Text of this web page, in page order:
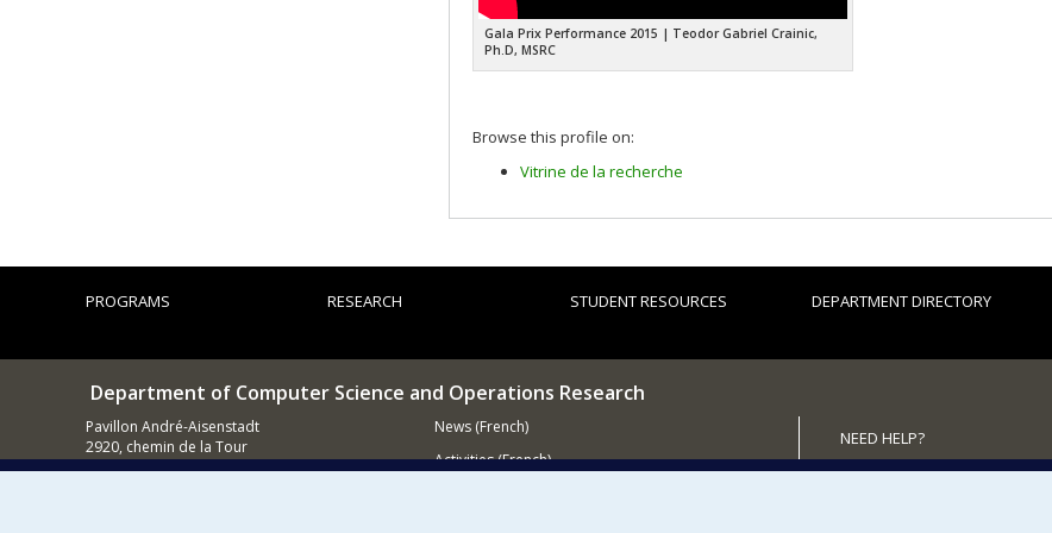
Gala Prix Performance 2015 | Teodor Gabriel Crainic,
Ph.D, MSRC
Browse this profile on:
Vitrine de la recherche
PROGRAMS RESEARCH STUDENT RESOURCES DEPARTMENT DIRECTORY
Department of Computer Science and Operations Research
Pavillon André-Aisenstadt
2920, chemin de la Tour
Montréal QC
News (French)
Activities (French)
NEED HELP?
Site map